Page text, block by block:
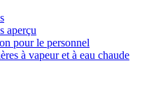
aperçu
pour le personnel
à vapeur et à eau chaude